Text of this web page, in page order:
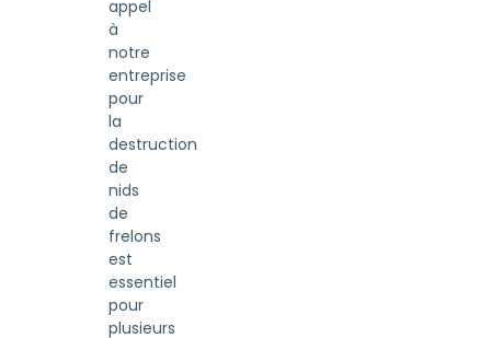
appel
à
notre
entreprise
pour
la
destruction
de
nids
de
frelons
est
essentiel
pour
plusieurs